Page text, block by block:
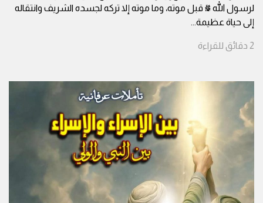
لرسول الله ﷺ قبل موته، وما موته إلا تركه لجسده الشريف وانتقاله
إلى حياة عظيمة...
2 دقائق للقراءة